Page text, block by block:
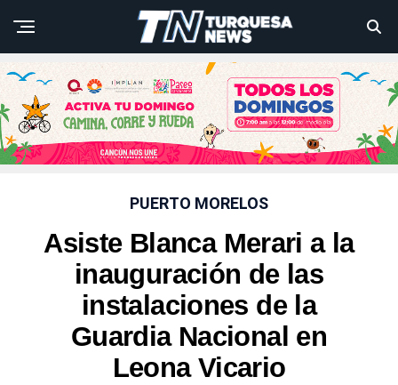
PUERTO MORELOS
Asiste Blanca Merari a la
inauguración de las
instalaciones de la
Guardia Nacional en
Leona Vicario